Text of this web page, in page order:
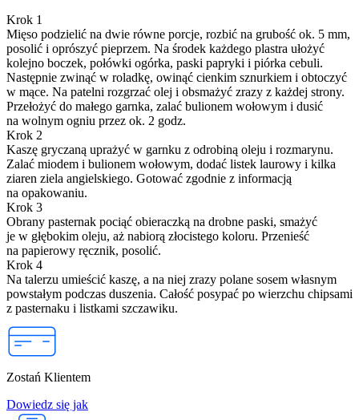
Krok 1
Mięso podzielić na dwie równe porcje, rozbić na grubość ok. 5 mm,
posolić i oprószyć pieprzem. Na środek każdego plastra ułożyć
kolejno boczek, połówki ogórka, paski papryki i piórka cebuli.
Następnie zwinąć w roladkę, owinąć cienkim sznurkiem i obtoczyć
w mące. Na patelni rozgrzać olej i obsmażyć zrazy z każdej strony.
Przełożyć do małego garnka, zalać bulionem wołowym i dusić
na wolnym ogniu przez ok. 2 godz.
Krok 2
Kaszę gryczaną uprażyć w garnku z odrobiną oleju i rozmarynu.
Zalać miodem i bulionem wołowym, dodać listek laurowy i kilka
ziaren ziela angielskiego. Gotować zgodnie z informacją
na opakowaniu.
Krok 3
Obrany pasternak pociąć obieraczką na drobne paski, smażyć
je w głębokim oleju, aż nabiorą złocistego koloru. Przenieść
na papierowy ręcznik, posolić.
Krok 4
Na talerzu umieścić kaszę, a na niej zrazy polane sosem własnym
powstałym podczas duszenia. Całość posypać po wierzchu chipsami
z pasternaku i listkami szczawiku.
Zostań Klientem
Dowiedz się jak